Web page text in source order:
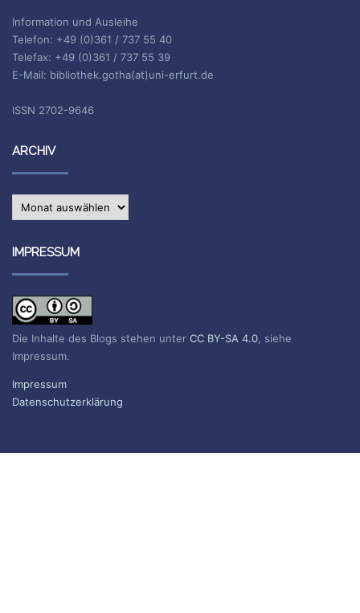
Information und Ausleihe
Telefon: +49 (0)361 / 737 55 40
Telefax: +49 (0)361 / 737 55 39
E-Mail: bibliothek.gotha(at)uni-erfurt.de
ISSN 2702-9646
ARCHIV
Archiv
IMPRESSUM
Die Inhalte des Blogs stehen unter CC BY-SA 4.0 , siehe
Impressum.
Impressum
Datenschutzerklärung